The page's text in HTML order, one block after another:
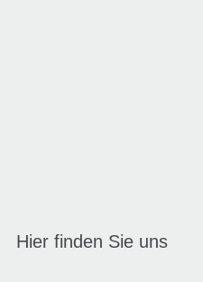
Hier finden Sie uns